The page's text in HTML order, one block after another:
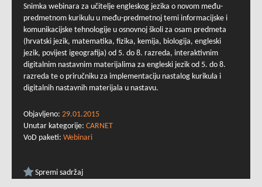
Snimka webinara za učitelje engleskog jezika o novom među-
predmetnom kurikulu u među-predmetnoj temi informacijske i
komunikacijske tehnologije u osnovnoj školi za osam predmeta
(hrvatski jezik, matematika, fizika, kemija, biologija, engleski
jezik, povijest igeografija) od 5. do 8. razreda, interaktivnim
digitalnim nastavnim materijalima za engleski jezik od 5. do 8.
razreda te o priručniku za implementaciju nastalog kurikula i
digitalnih nastavnih materijala u nastavu.
Objavljeno: 29.01.2015
Unutar kategorije: CARNET
VoD paketi: Webinari
Spremi sadržaj